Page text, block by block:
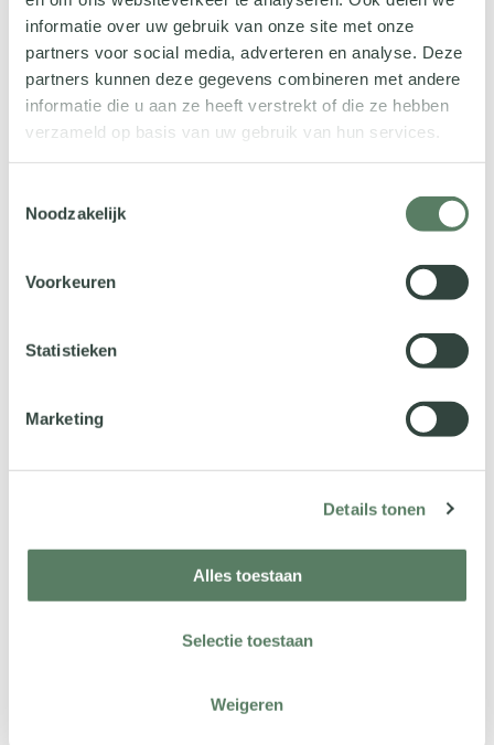
informatie over uw gebruik van onze site met onze
partners voor social media, adverteren en analyse. Deze
partners kunnen deze gegevens combineren met andere
informatie die u aan ze heeft verstrekt of die ze hebben
verzameld op basis van uw gebruik van hun services.
Noodzakelijk
Voorkeuren
Statistieken
Marketing
Details tonen
Alles toestaan
Selectie toestaan
Weigeren
Instemming
Ik ga ermee akkoord dat Vcare mijn informatie opslaat
om op deze aanvraag te kunnen reageren. Klik
hier
onze privacyverklaring.
Geen titel
Wij creëren de ruimte om